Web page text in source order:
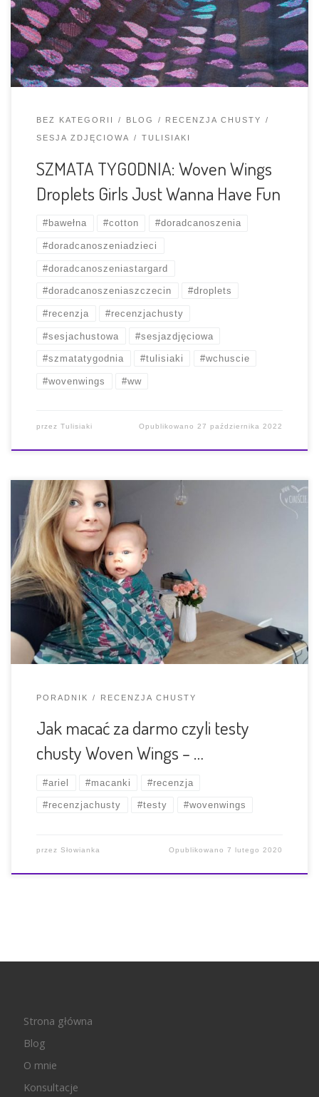
Fakt, wzór i kolorystyka są bardzo wdzięczne i pięknie sie
prezentują, ale poza tym to najzwyklejszy w świecie
bawełniaczek. […]
BEZ KATEGORII BLOG RECENZJA CHUSTY
SESJA ZDJĘCIOWA TULISIAKI
SZMATA TYGODNIA: Woven Wings
Droplets Girls Just Wanna Have Fun
#bawełna #cotton #doradcanoszenia
#doradcanoszeniadzieci
#doradcanoszeniastargard
#doradcanoszeniaszczecin #droplets
#recenzja #recenzjachusty
#sesjachustowa #sesjazdjęciowa
#szmatatygodnia #tulisiaki #wchuscie
#wovenwings #ww
przez Tulisiaki Opublikowano27 października 2022
Ostatnio miałam przyjemność testować zieloną i
kwiecistą piękność. Jeśli też chciałabyś macać różne
chusty, zupełnie za darmo, wystarczy śledzić wpisy na
fanpagu CHUSTY BEZ SPINY – Chat & Fun. Pod postem
z zapisami do danej chusty zgłaszamy chęć udziału
wpisując miejscowość oraz wklejając swój feedback
(założony na jednej z chustowych grup do […]
PORADNIK RECENZJA CHUSTY
Jak macać za darmo czyli testy
chusty Woven Wings – …
#ariel #macanki #recenzja
#recenzjachusty #testy #wovenwings
przez Słowianka Opublikowano7 lutego 2020
Strona główna
Blog
O mnie
Konsultacje